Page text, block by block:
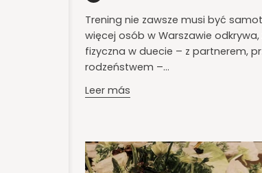
Trening nie zawsze musi być
więcej osób w Warszawie
fizyczna w duecie – z partnerem,
rodzeństwem –...
Leer más